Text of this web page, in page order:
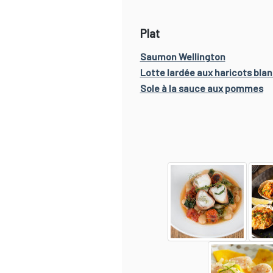
Plat
Saumon Wellington
Lotte lardée aux haricots
Sole à la sauce aux pommes